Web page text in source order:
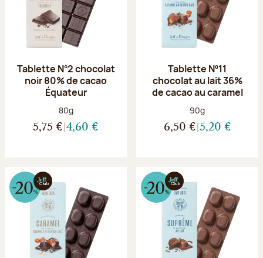
Tablette N°2 chocolat
noir 80% de cacao
Équateur
Poids net :
80g
5,75 € 4,60 €
Tablette Nº11
chocolat au lait 36%
de cacao au caramel
Poids net :
90g
6,50 € 5,20 €